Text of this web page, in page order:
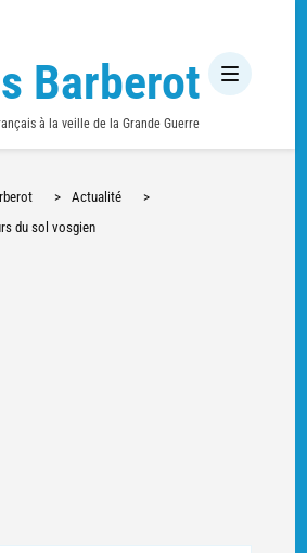
Barberot
à la veille de la Grande Guerre
> Actualité
>
du sol vosgien